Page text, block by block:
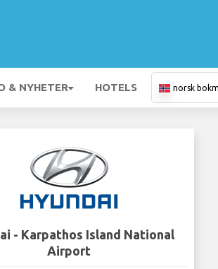
& NYHETER HOTELS norsk
- Karpathos Island National
Airport